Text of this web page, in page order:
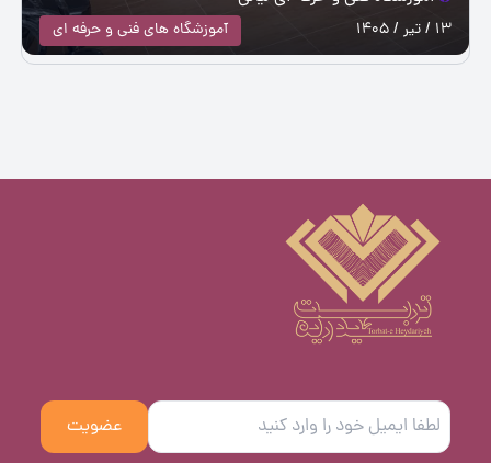
آموزشگاه های فنی و حرفه ای 13 / تیر / 1405
عضویت